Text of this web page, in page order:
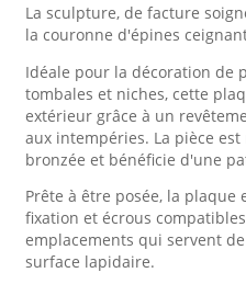
La sculpture, de facture
la couronne d'épines
Idéale pour la décoration de
tombales et niches, cette
extérieur grâce à un
aux intempéries. La pièce
bronzée et bénéficie d'une
Prête à être posée, la plaque
fixation et écrous
emplacements qui servent
surface lapidaire.